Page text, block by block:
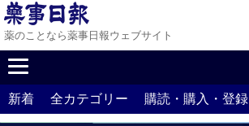
薬のことなら薬事日報ウェブサイト
新着 全カテゴリー 購読・購入・登録